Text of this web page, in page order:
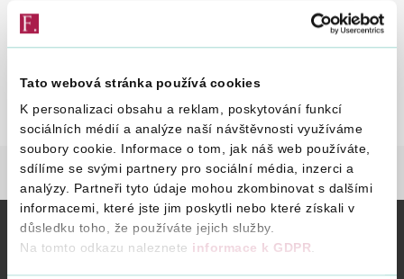
Tato webová stránka používá cookies
K personalizaci obsahu a reklam, poskytování funkcí
sociálních médií a analýze naší návštěvnosti využíváme
soubory cookie. Informace o tom, jak náš web používáte,
sdílíme se svými partnery pro sociální média, inzerci a
analýzy. Partneři tyto údaje mohou zkombinovat s dalšími
informacemi, které jste jim poskytli nebo které získali v
důsledku toho, že používáte jejich služby.
Na tomto odkazu naleznete informace k GDPR.
Mezinárodní spolupráce
Kontakty
Vyhledat na webu
Nepodařilo se nám najít, co jste hledali.
znovu.
STRÁNKA NENALEZENA
Vybrané informace